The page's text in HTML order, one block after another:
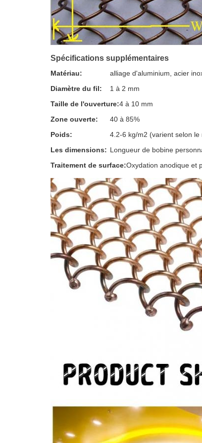
Spécifications supplémentaires
Matériau:
alliage d'aluminium, acier
Diamètre du fil:
1 à 2 mm
Taille de l'ouverture:4 à 10 mm
Zone ouverte:
40 à 85%
Poids:
4.2-6 kg/m2 (varient selon le
Les dimensions: Longueur de bobine
Traitement de surface:Oxydation anodique et